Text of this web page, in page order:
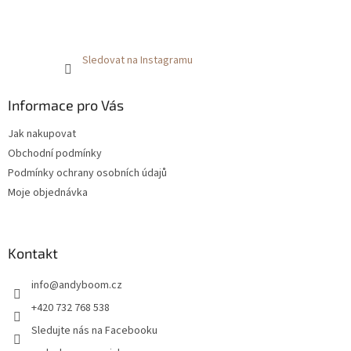
Sledovat na Instagramu
Informace pro Vás
Jak nakupovat
Obchodní podmínky
Podmínky ochrany osobních údajů
Moje objednávka
Kontakt
info@andyboom.cz
+420 732 768 538
Sledujte nás na Facebooku